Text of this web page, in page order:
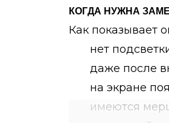
КОГДА НУЖНА
Как показывает
нет
даже после
на экране
имеются